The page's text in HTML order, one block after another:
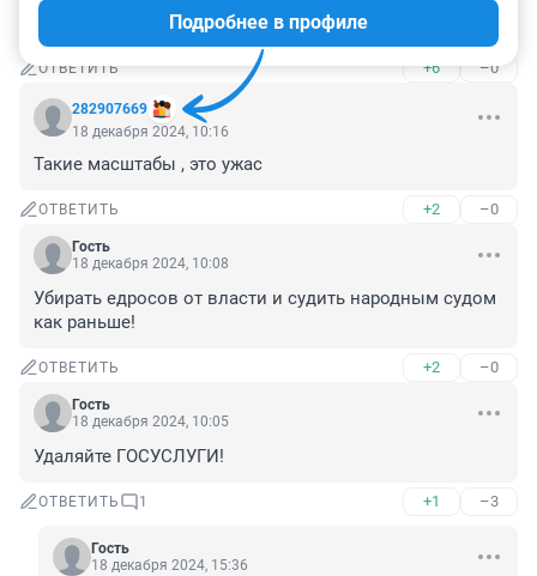
У нас нет бесплатной раздачи мозгов, к сожалению
ОТВЕТИТЬ +6 –0
282907669
Подробнее в профиле
18 декабря 2024, 10:16
Такие масштабы , это ужас
ОТВЕТИТЬ +2 –0
Гость
18 декабря 2024, 10:08
Убирать едросов от власти и судить народным судом
как раньше!
ОТВЕТИТЬ +2 –0
Гость
18 декабря 2024, 10:05
Удаляйте ГОСУСЛУГИ!
ОТВЕТИТЬ 1 +1 –3
Гость
18 декабря 2024, 15:36